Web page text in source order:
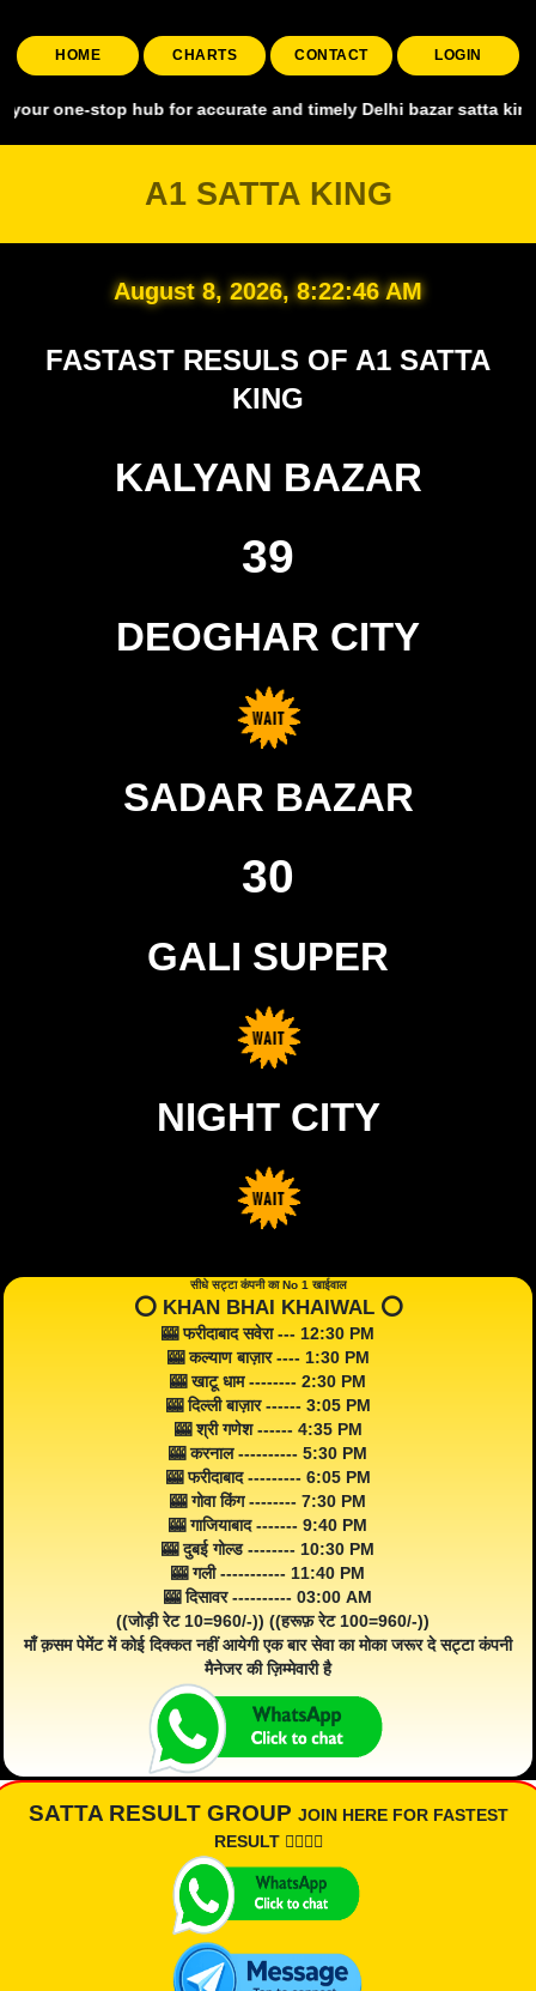
HOME CHARTS CONTACT LOGIN
hub for accurate and timely Delhi bazar satta king,
A1 SATTA KING
August 8, 2026, 8:22:47 AM
FASTAST RESULS OF A1 SATTA
KING
KALYAN BAZAR
39
DEOGHAR CITY
SADAR BAZAR
30
GALI SUPER
NIGHT CITY
सीधे सट्टा कंपनी का No 1 खाईवाल
⭕️ KHAN BHAI KHAIWAL ⭕️
🎰 फरीदाबाद सवेरा --- 12:30 PM
🎰 कल्याण बाज़ार ---- 1:30 PM
🎰 खाटू धाम -------- 2:30 PM
🎰 दिल्ली बाज़ार ------ 3:05 PM
🎰 श्री गणेश ------ 4:35 PM
🎰 करनाल ---------- 5:30 PM
🎰 फरीदाबाद --------- 6:05 PM
🎰 गोवा किंग -------- 7:30 PM
🎰 गाजियाबाद ------- 9:40 PM
🎰 दुबई गोल्ड -------- 10:30 PM
🎰 गली ----------- 11:40 PM
🎰 दिसावर ---------- 03:00 AM
((जोड़ी रेट 10=960/-)) ((हरूफ़ रेट 100=960/-))
माँ क़सम पेमेंट में कोई दिक्कत नहीं आयेगी एक बार सेवा का मोका जरूर दे सट्टा कंपनी
मैनेजर की ज़िम्मेवारी है
SATTA RESULT GROUP JOIN HERE FOR FASTEST
RESULT 👇🏾👇🏾